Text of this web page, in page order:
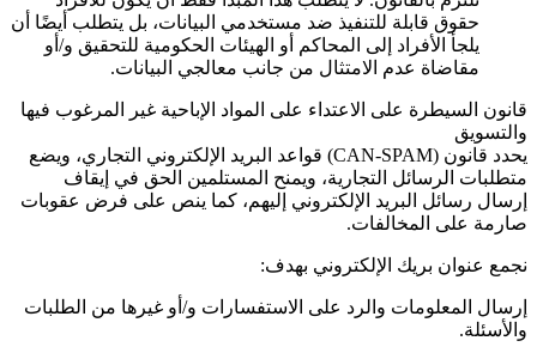
حقوق قابلة للتنفيذ ضد مستخدمي البيانات، بل يتطلب أيضًا أن
يلجأ الأفراد إلى المحاكم أو الهيئات الحكومية للتحقيق و/أو
مقاضاة عدم الامتثال من جانب معالجي البيانات.
قانون السيطرة على الاعتداء على المواد الإباحية غير المرغوب فيها
والتسويق
يحدد قانون (CAN-SPAM) قواعد البريد الإلكتروني التجاري، ويضع
متطلبات الرسائل التجارية، ويمنح المستلمين الحق في إيقاف
إرسال رسائل البريد الإلكتروني إليهم، كما ينص على فرض عقوبات
صارمة على المخالفات.
نجمع عنوان بريك الإلكتروني بهدف:
إرسال المعلومات والرد على الاستفسارات و/أو غيرها من الطلبات
والأسئلة.